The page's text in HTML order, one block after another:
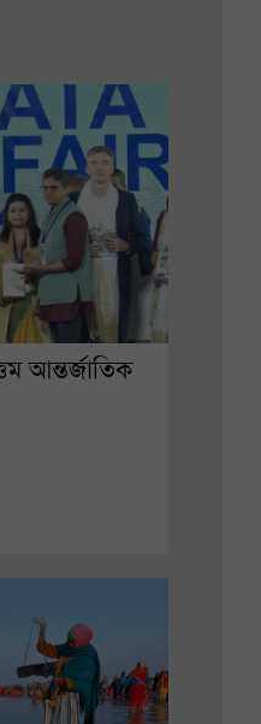
আন্তর্জাতিক